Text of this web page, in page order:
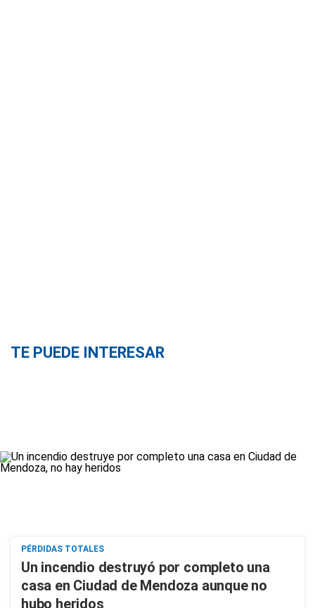
TE PUEDE INTERESAR
PÉRDIDAS TOTALES
Un incendio destruyó por completo una
casa en Ciudad de Mendoza aunque no
hubo heridos